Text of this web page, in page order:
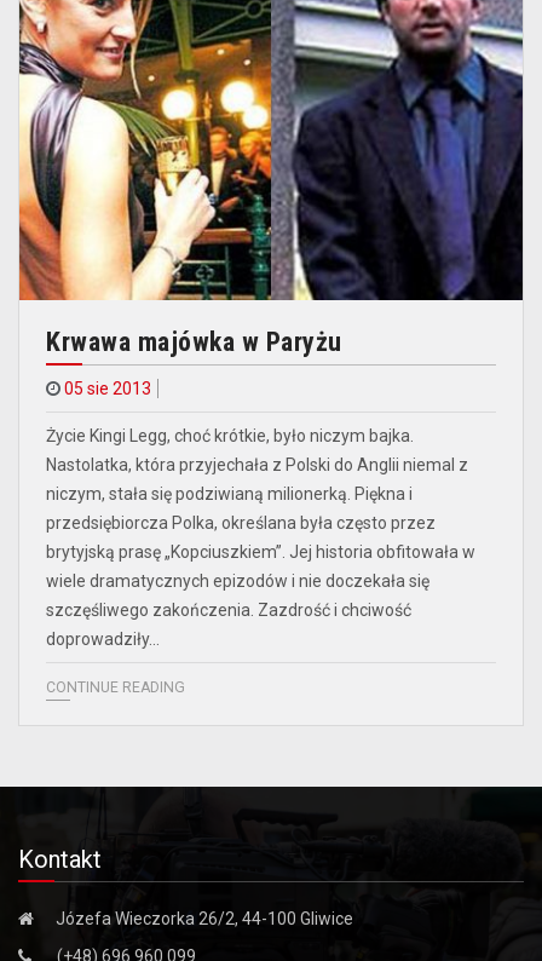
Krwawa majówka w Paryżu
05 sie 2013
Życie Kingi Legg, choć krótkie, było niczym bajka.
Nastolatka, która przyjechała z Polski do Anglii niemal z
niczym, stała się podziwianą milionerką. Piękna i
przedsiębiorcza Polka, określana była często przez
brytyjską prasę „Kopciuszkiem”. Jej historia obfitowała w
wiele dramatycznych epizodów i nie doczekała się
szczęśliwego zakończenia. Zazdrość i chciwość
doprowadziły…
CONTINUE READING
Kontakt
Józefa Wieczorka 26/2, 44-100 Gliwice
(+48) 696 960 099